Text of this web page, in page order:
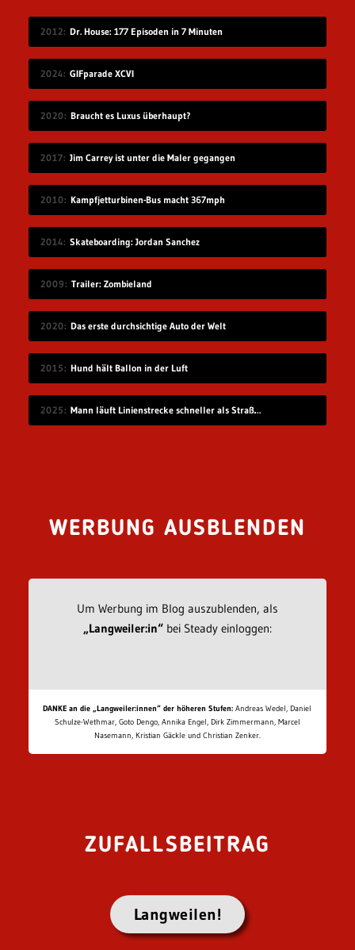
2012 Dr. House: 177 Episoden in 7 Minuten
2024 GIFparade XCVI
2020 Braucht es Luxus überhaupt?
2017 Jim Carrey ist unter die Maler gegangen
2010 Kampfjetturbinen-Bus macht 367mph
2014 Skateboarding: Jordan Sanchez
2009 Trailer: Zombieland
2020 Das erste durchsichtige Auto der Welt
2015 Hund hält Ballon in der Luft
2025 Mann läuft Linienstrecke schneller als Straßenbahn
WERBUNG AUSBLENDEN
Um Werbung im Blog auszublenden, als
„Langweiler:in“bei Steady einloggen:
DANKE an die „Langweiler:innen“ der höheren Stufen: Andreas Wedel, Daniel
Schulze-Wethmar, Goto Dengo, Annika Engel, Dirk Zimmermann, Marcel
Nasemann, Kristian Gäckle und Christian Zenker.
ZUFALLSBEITRAG
Langweilen!